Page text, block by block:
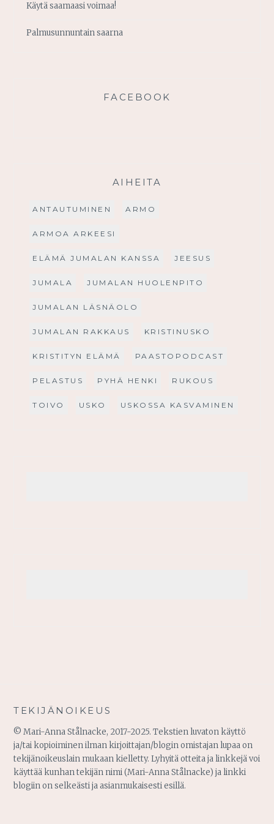
Käytä saamaasi voimaa!
Palmusunnuntain saarna
FACEBOOK
AIHEITA
ANTAUTUMINEN ARMO
ARMOA ARKEESI
ELÄMÄ JUMALAN KANSSA JEESUS
JUMALA JUMALAN HUOLENPITO
JUMALAN LÄSNÄOLO
JUMALAN RAKKAUS KRISTINUSKO
KRISTITYN ELÄMÄ PAASTOPODCAST
PELASTUS PYHÄ HENKI RUKOUS
TOIVO USKO USKOSSA KASVAMINEN
TEKIJÄNOIKEUS
© Mari-Anna Stålnacke, 2017-2025. Tekstien luvaton käyttö
ja/tai kopioiminen ilman kirjoittajan/blogin omistajan lupaa on
tekijänoikeuslain mukaan kielletty. Lyhyitä otteita ja linkkejä voi
käyttää kunhan tekijän nimi (Mari-Anna Stålnacke) ja linkki
blogiin on selkeästi ja asianmukaisesti esillä.